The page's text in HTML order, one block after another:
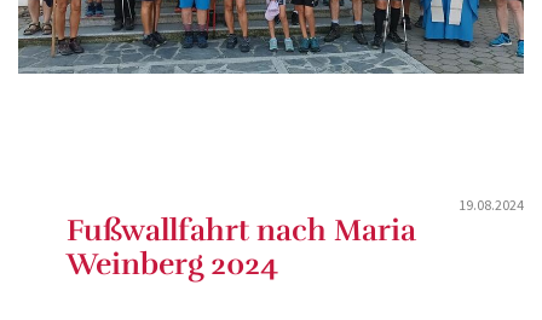
19.08.2024
Fußwallfahrt nach Maria
Weinberg 2024